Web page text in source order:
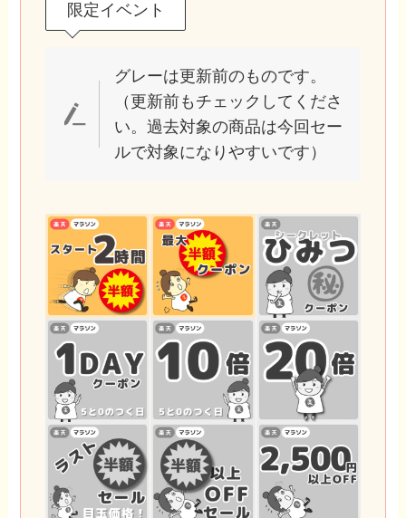
限定イベント
グレーは更新前のものです。
（更新前もチェックしてくださ
い。過去対象の商品は今回セー
ルで対象になりやすいです）